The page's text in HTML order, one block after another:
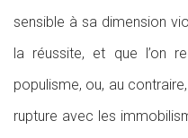
sensible à sa dimension
la réussite, et que l’on
populisme, ou, au
rupture avec les